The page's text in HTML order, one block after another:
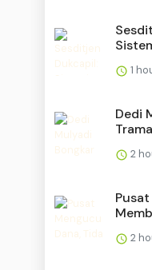
1
Dedi
2
2